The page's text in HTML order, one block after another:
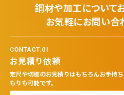
鋼材や加工について
お気軽にお問い合
CONTACT.01
お見積り依頼
定尺や切板のお見積りはもちろんお手持
もりも可能です。